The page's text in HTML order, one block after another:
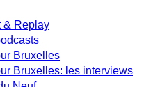
& Replay
Bruxelles
Bruxelles: les interviews